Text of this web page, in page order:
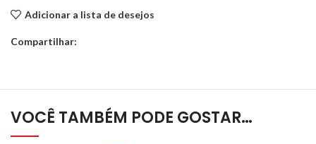
Adicionar a lista de desejos
Compartilhar:
VOCÊ TAMBÉM PODE GOSTAR…